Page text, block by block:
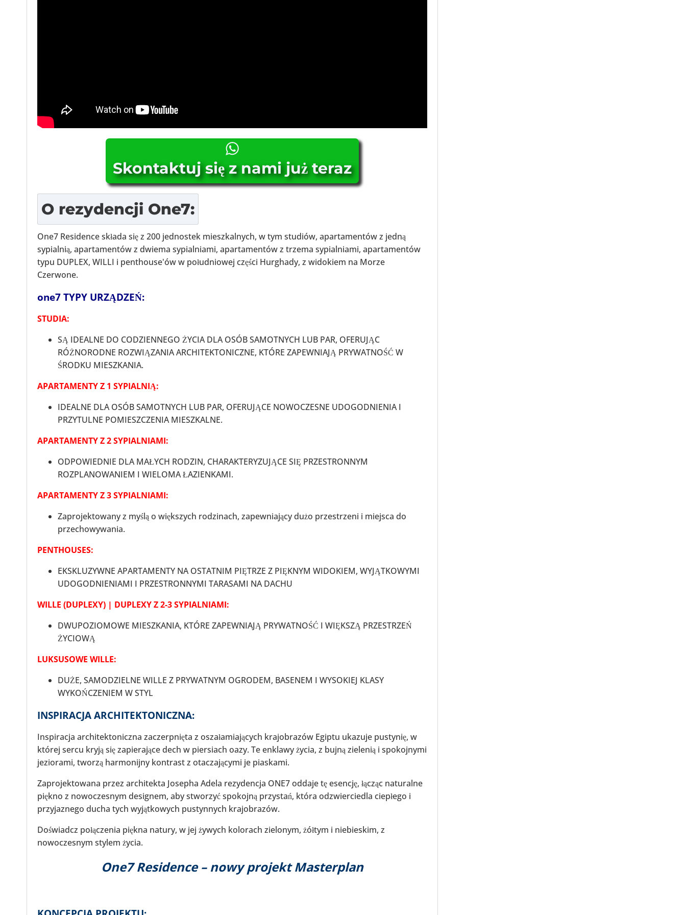
Skontaktuj się z nami już teraz
O rezydencji One7:
One7 Residence składa się z 200 jednostek mieszkalnych, w tym studiów, apartamentów z jedną
sypialnią, apartamentów z dwiema sypialniami, apartamentów z trzema sypialniami, apartamentów
typu DUPLEX, WILLI i penthouse'ów w południowej części Hurghady, z widokiem na Morze
Czerwone.
one7 TYPY URZĄDZEŃ:
STUDIA:
SĄ IDEALNE DO CODZIENNEGO ŻYCIA DLA OSÓB SAMOTNYCH LUB PAR, OFERUJĄC
RÓŻNORODNE ROZWIĄZANIA ARCHITEKTONICZNE, KTÓRE ZAPEWNIAJĄ PRYWATNOŚĆ W
ŚRODKU MIESZKANIA.
APARTAMENTY Z 1 SYPIALNIĄ:
IDEALNE DLA OSÓB SAMOTNYCH LUB PAR, OFERUJĄCE NOWOCZESNE UDOGODNIENIA I
PRZYTULNE POMIESZCZENIA MIESZKALNE.
APARTAMENTY Z 2 SYPIALNIAMI:
ODPOWIEDNIE DLA MAŁYCH RODZIN, CHARAKTERYZUJĄCE SIĘ PRZESTRONNYM
ROZPLANOWANIEM I WIELOMA ŁAZIENKAMI.
APARTAMENTY Z 3 SYPIALNIAMI:
Zaprojektowany z myślą o większych rodzinach, zapewniający dużo przestrzeni i miejsca do
przechowywania.
PENTHOUSES:
EKSKLUZYWNE APARTAMENTY NA OSTATNIM PIĘTRZE Z PIĘKNYM WIDOKIEM, WYJĄTKOWYMI
UDOGODNIENIAMI I PRZESTRONNYMI TARASAMI NA DACHU
WILLE (DUPLEXY) | DUPLEXY Z 2-3 SYPIALNIAMI:
DWUPOZIOMOWE MIESZKANIA, KTÓRE ZAPEWNIAJĄ PRYWATNOŚĆ I WIĘKSZĄ PRZESTRZEŃ
ŻYCIOWĄ
LUKSUSOWE WILLE:
DUŻE, SAMODZIELNE WILLE Z PRYWATNYM OGRODEM, BASENEM I WYSOKIEJ KLASY
WYKOŃCZENIEM W STYL
INSPIRACJA ARCHITEKTONICZNA:
Inspiracja architektoniczna zaczerpnięta z oszałamiających krajobrazów Egiptu ukazuje pustynię, w
której sercu kryją się zapierające dech w piersiach oazy. Te enklawy życia, z bujną zielenią i spokojnymi
jeziorami, tworzą harmonijny kontrast z otaczającymi je piaskami.
Zaprojektowana przez architekta Josepha Adela rezydencja ONE7 oddaje tę esencję, łącząc naturalne
piękno z nowoczesnym designem, aby stworzyć spokojną przystań, która odzwierciedla ciepłego i
przyjaznego ducha tych wyjątkowych pustynnych krajobrazów.
Doświadcz połączenia piękna natury, w jej żywych kolorach zielonym, żółtym i niebieskim, z
nowoczesnym stylem życia.
One7 Residence – nowy projekt Masterplan